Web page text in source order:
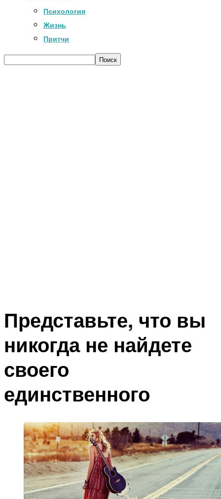
Психология
Жизнь
Притчи
Представьте, что вы
никогда не найдете
своего
единственного